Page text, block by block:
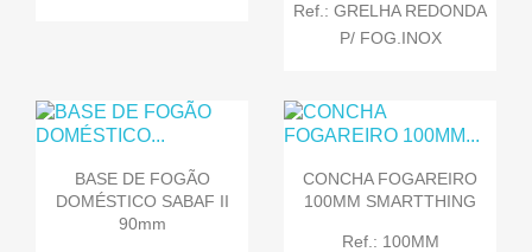
Ref.: GRELHA REDONDA
P/ FOG.INOX
BASE DE FOGÃO
DOMÉSTICO SABAF II
90mm
CONCHA FOGAREIRO
100MM SMARTTHING
Ref.: 100MM